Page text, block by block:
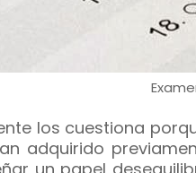
los cuestiona
adquirido